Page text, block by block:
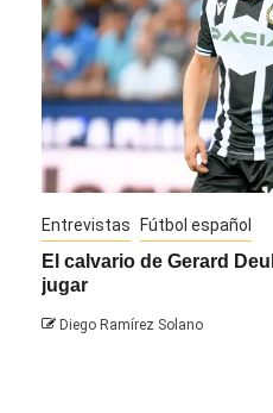
Entrevistas Fútbol español
El calvario de Gerard
jugar
Diego Ramírez Solano